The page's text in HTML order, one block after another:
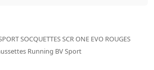
SOCQUETTES SCR ONE EVO ROUGES
Running BV Sport